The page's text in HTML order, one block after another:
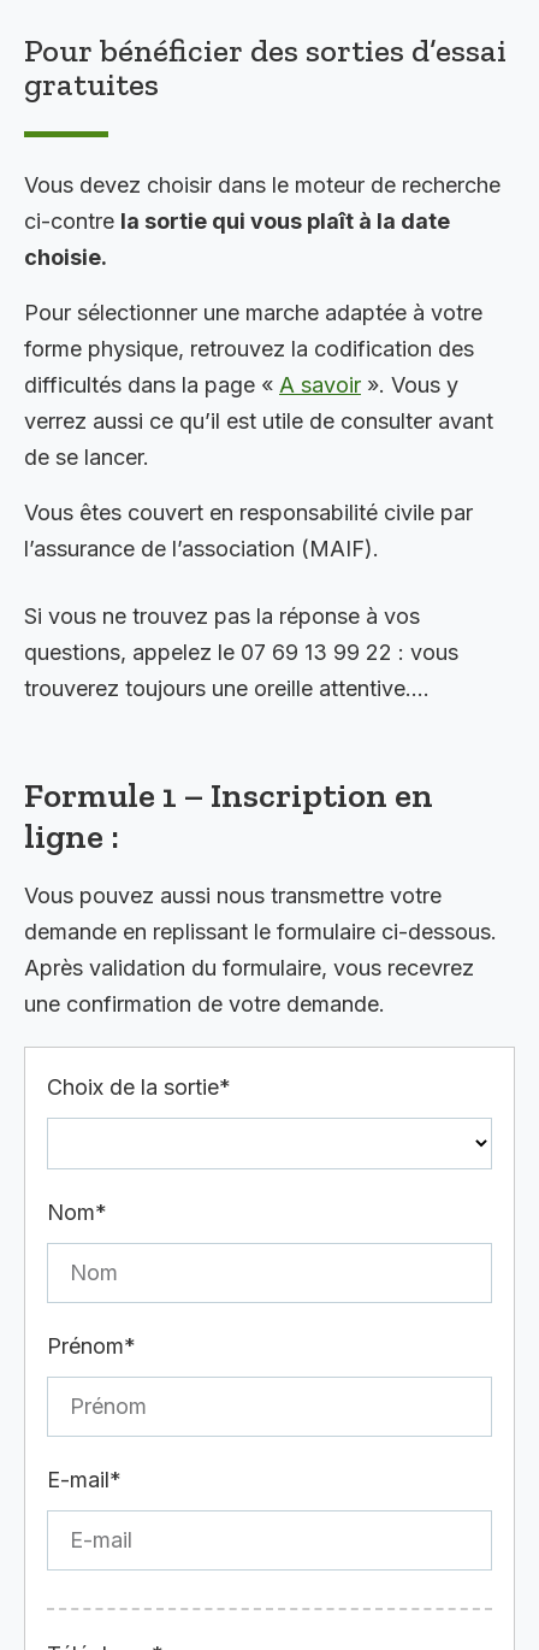
Pour bénéficier des sorties d’essai
gratuites
Vous devez choisir dans le moteur de recherche
ci-contre la sortie qui vous plaît à la date
choisie.
Pour sélectionner une marche adaptée à votre
forme physique, retrouvez la codification des
difficultés dans la page « A savoir ». Vous y
verrez aussi ce qu’il est utile de consulter avant
de se lancer.
Vous êtes couvert en responsabilité civile par
l’assurance de l’association (MAIF).
Si vous ne trouvez pas la réponse à vos
questions, appelez le 07 69 13 99 22 : vous
trouverez toujours une oreille attentive….
Formule 1 – Inscription en
ligne :
Vous pouvez aussi nous transmettre votre
demande en replissant le formulaire ci-dessous.
Après validation du formulaire, vous recevrez
une confirmation de votre demande.
Choix de la sortie*
Nom*
Prénom*
E-mail*